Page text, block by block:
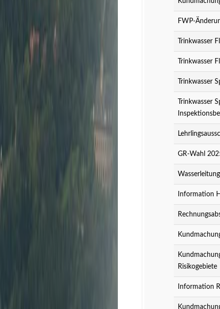
FWP-
Trinkwasser
Trinkwasser
Trinkwasser
Trinkwasser
GR-Wahl
Information
Risikogebiete
Information